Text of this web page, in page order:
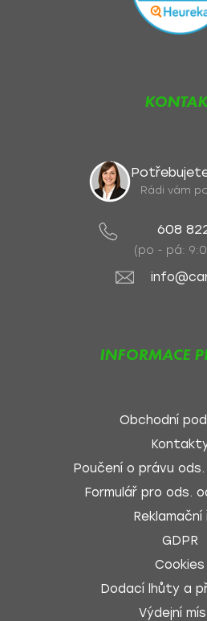
Rádi vám
608
(po - pá:
INFORMACE
Obchodní
Poučení o právu ods.
Formulář pro ods.
Reklamační
GDPR
Cookies
Dodací lhůty a
Výdejní